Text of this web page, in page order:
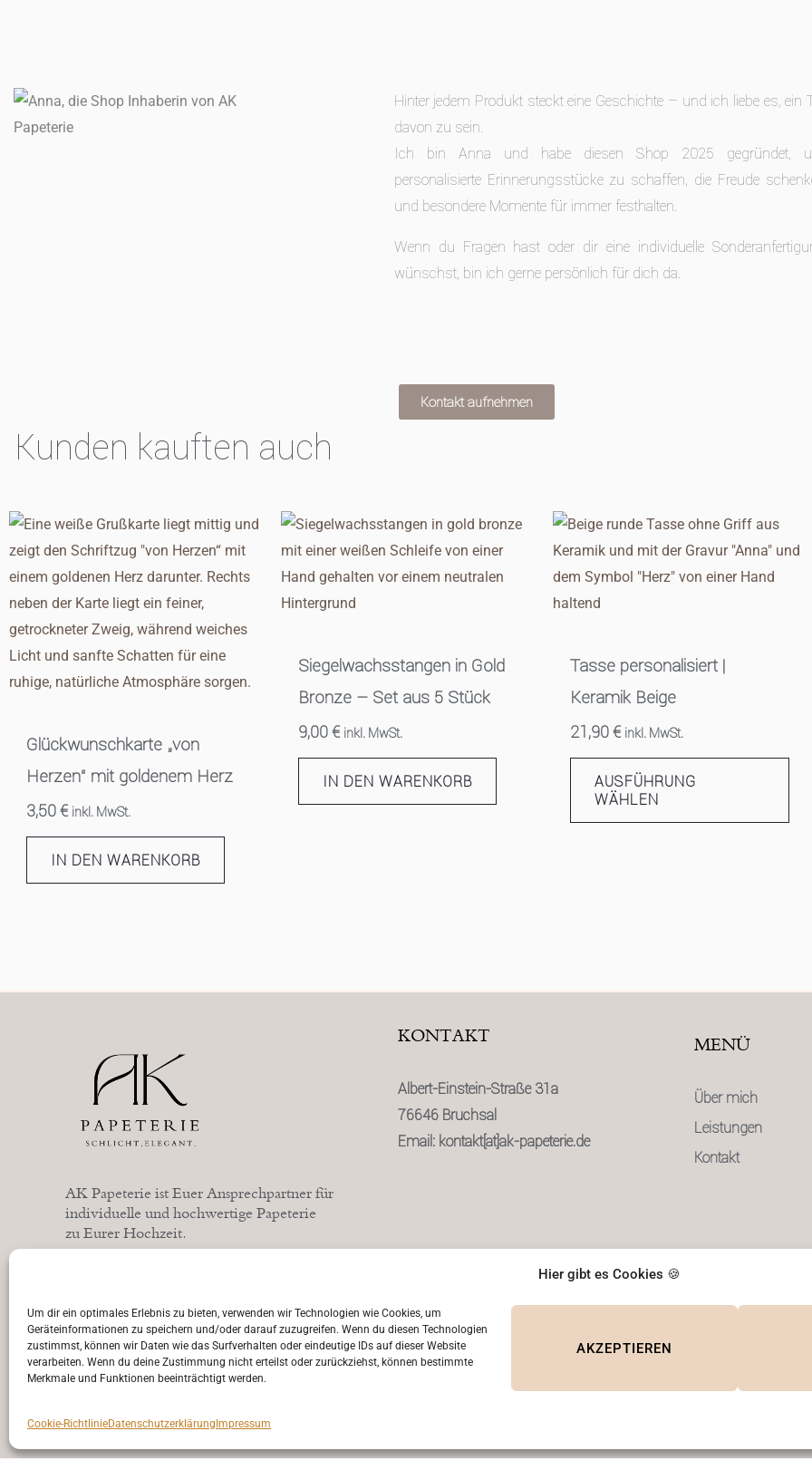
Hier gibt es Cookies 🍪
Um dir ein optimales Erlebnis zu bieten, verwenden wir Technologien wie Cookies, um
Geräteinformationen zu speichern und/oder darauf zuzugreifen. Wenn du diesen Technologien
zustimmst, können wir Daten wie das Surfverhalten oder eindeutige IDs auf dieser Website
verarbeiten. Wenn du deine Zustimmung nicht erteilst oder zurückziehst, können bestimmte
Merkmale und Funktionen beeinträchtigt werden.
AKZEPTIEREN
Cookie-RichtlinieDatenschutzerklärung Impressum
Hinter jedem Produkt steckt eine Geschichte – und ich liebe es, ein
davon zu sein.
Ich bin Anna und habe diesen Shop 2025 gegründet,
personalisierte Erinnerungsstücke zu schaffen, die Freude
und besondere Momente für immer festhalten.
Wenn du Fragen hast oder dir eine individuelle
wünschst, bin ich gerne persönlich für dich da.
Kontakt aufnehmen
Kunden kauften auch
Glückwunschkarte „von
Herzen“ mit goldenem Herz
3,50€ inkl. MwSt.
IN DEN WARENKORB
Siegelwachsstangen in Gold
Bronze – Set aus 5 Stück
9,00€ inkl. MwSt.
IN DEN WARENKORB
Tasse personalisiert |
Keramik Beige
21,90€ inkl. MwSt.
AUSFÜHRUNG
WÄHLEN
auf
AK Papeterie ist Euer Ansprechpartner für
individuelle und hochwertige Papeterie
zu Eurer Hochzeit.
KONTAKT
Albert-Einstein-Straße 31a
76646 Bruchsal
Email: kontakt[at]ak-papeterie.de
MENÜ
Über mich
Leistungen
Kontakt